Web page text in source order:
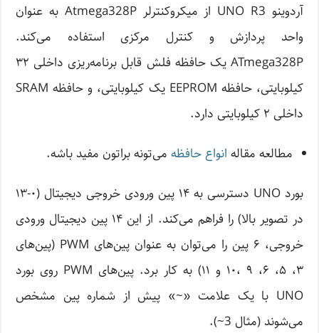
آردوینو UNO R3 از میکروکنترلر Atmega328P به عنوان
واحد پردازش و کنترل مرکزی استفاده می‌کند.
ATmega328P یک حافظه فلش قابل برنامه‌ریزی داخلی ۳۲
کیلوبایتی، حافظه EEPROM یک کیلوبایتی، و حافظه SRAM
داخلی ۲ کیلوبایتی دارد.
مطالعه مقاله انواع حافظه می‌تونه براتون مفید باشه.
بورد UNO دسترسی به ۱۴ پین ورودی خروجی دیجیتال (۰-۱۳
در تصویر بالا) را فراهم می‌کند. از این ۱۴ پین دیجیتال ورودی
خروجی، ۶ پین را می‌توان به عنوان پین‌های PWM (پین‌های
۳، ۵، ۶، ۹ ،۱۰ و ۱۱) به کار برد. پین‌های PWM روی بورد
UNO با یک علامت «~» پیش از شماره پین مشخص
می‌شوند (مثال 3~).